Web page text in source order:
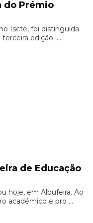
do Prémio
Iscte, foi distinguida
edição. ...
de Educação
hoje, em Albufeira. Ao
académico e pro ...